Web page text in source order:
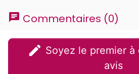
chat Commentaires (0)
edit
avis